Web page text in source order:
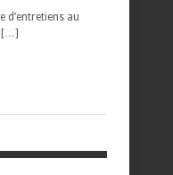
d’entretiens au
[…]